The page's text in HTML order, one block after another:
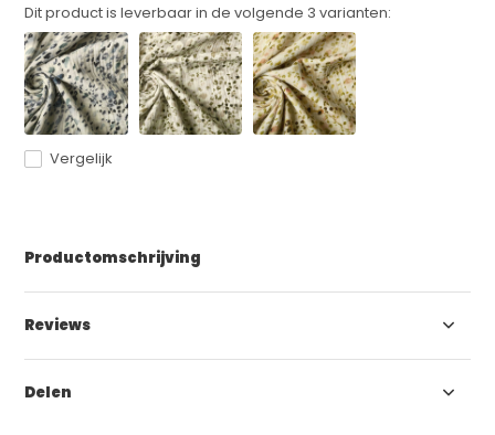
Dit product is leverbaar in de volgende 3 varianten:
Vergelijk
Productomschrijving
Reviews
Delen